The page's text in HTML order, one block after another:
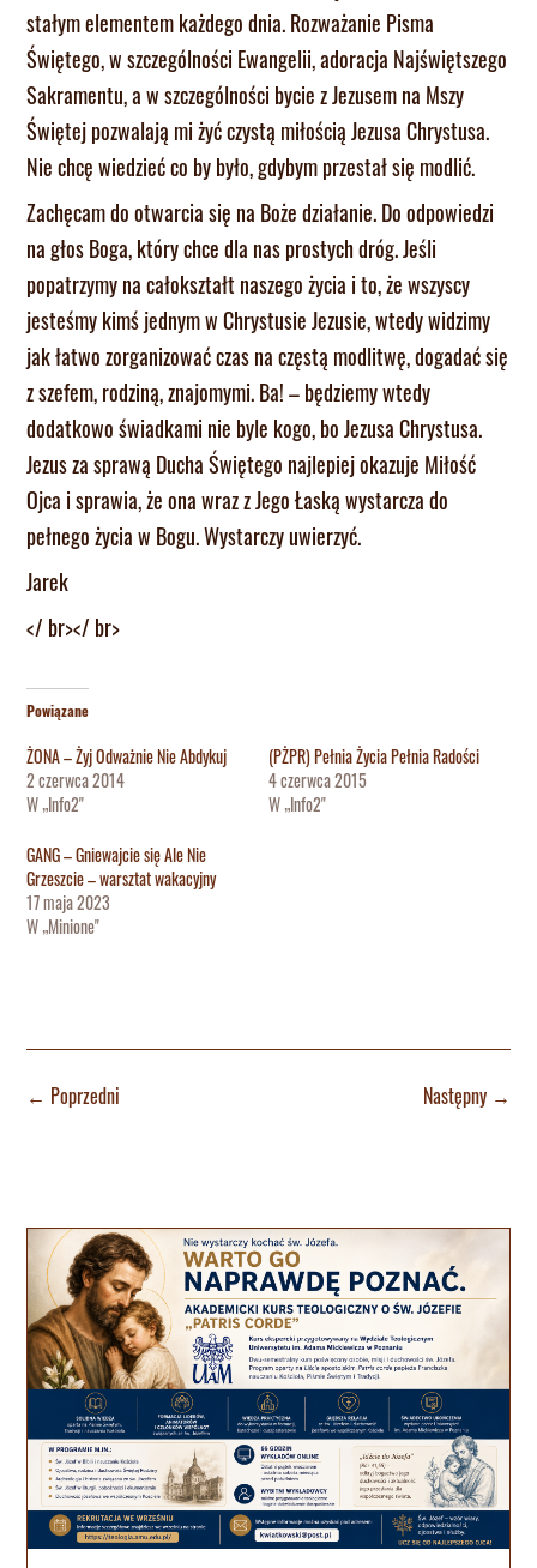
stałym elementem każdego dnia. Rozważanie Pisma
Świętego, w szczególności Ewangelii, adoracja Najświętszego
Sakramentu, a w szczególności bycie z Jezusem na Mszy
Świętej pozwalają mi żyć czystą miłością Jezusa Chrystusa.
Nie chcę wiedzieć co by było, gdybym przestał się modlić.
Zachęcam do otwarcia się na Boże działanie. Do odpowiedzi
na głos Boga, który chce dla nas prostych dróg. Jeśli
popatrzymy na całokształt naszego życia i to, że wszyscy
jesteśmy kimś jednym w Chrystusie Jezusie, wtedy widzimy
jak łatwo zorganizować czas na częstą modlitwę, dogadać się
z szefem, rodziną, znajomymi. Ba! – będziemy wtedy
dodatkowo świadkami nie byle kogo, bo Jezusa Chrystusa.
Jezus za sprawą Ducha Świętego najlepiej okazuje Miłość
Ojca i sprawia, że ona wraz z Jego Łaską wystarcza do
pełnego życia w Bogu. Wystarczy uwierzyć.
Jarek
</ br></ br>
Powiązane
ŻONA – Żyj Odważnie Nie Abdykuj
2 czerwca 2014
W „Info2"
(PŻPR) Pełnia Życia Pełnia Radości
4 czerwca 2015
W „Info2"
GANG – Gniewajcie się Ale Nie
Grzeszcie – warsztat wakacyjny
17 maja 2023
W „Minione"
← Poprzedni Następny→